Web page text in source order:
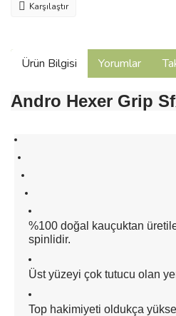
Karşılaştır
Ürün Bilgisi Yorumlar
Andro Hexer Grip
%100 doğal kauçuktan
spinlidir.
Üst yüzeyi çok tutucu olan
Top hakimiyeti oldukça